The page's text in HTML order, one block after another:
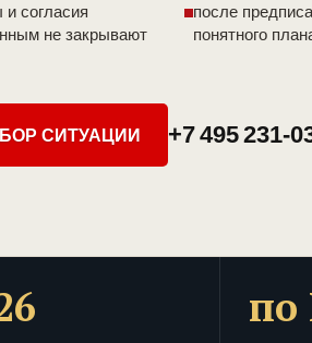
согласия
не закрывают
после
понятного
СИТУАЦИИ +7 495 231-
по